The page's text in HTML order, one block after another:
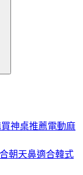
買神桌推薦電動麻
朝天鼻適合韓式